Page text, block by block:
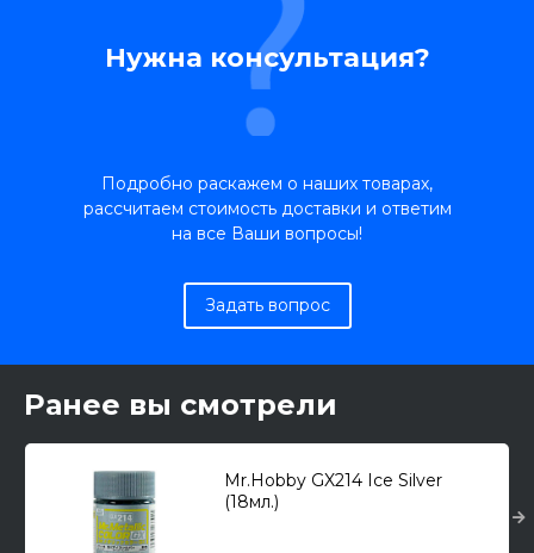
Нужна консультация?
Подробно раскажем о наших товарах,
рассчитаем стоимость доставки и ответим
на все Ваши вопросы!
Задать вопрос
Ранее вы смотрели
Mr.Hobby GX214 Ice Silver
(18мл.)